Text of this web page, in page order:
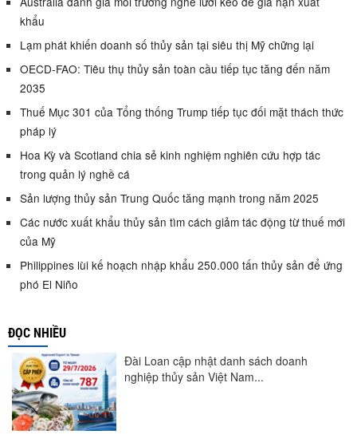
khẩu
Lạm phát khiến doanh số thủy sản tại siêu thị Mỹ chững lại
OECD-FAO: Tiêu thụ thủy sản toàn cầu tiếp tục tăng đến năm
2035
Thuế Mục 301 của Tổng thống Trump tiếp tục đối mặt thách thức
pháp lý
Hoa Kỳ và Scotland chia sẻ kinh nghiệm nghiên cứu hợp tác
trong quản lý nghề cá
Sản lượng thủy sản Trung Quốc tăng mạnh trong năm 2025
Các nước xuất khẩu thủy sản tìm cách giảm tác động từ thuế mới
của Mỹ
Philippines lùi kế hoạch nhập khẩu 250.000 tấn thủy sản để ứng
phó El Niño
ĐỌC NHIỀU
Đài Loan cập nhật danh sách doanh
nghiệp thủy sản Việt Nam...